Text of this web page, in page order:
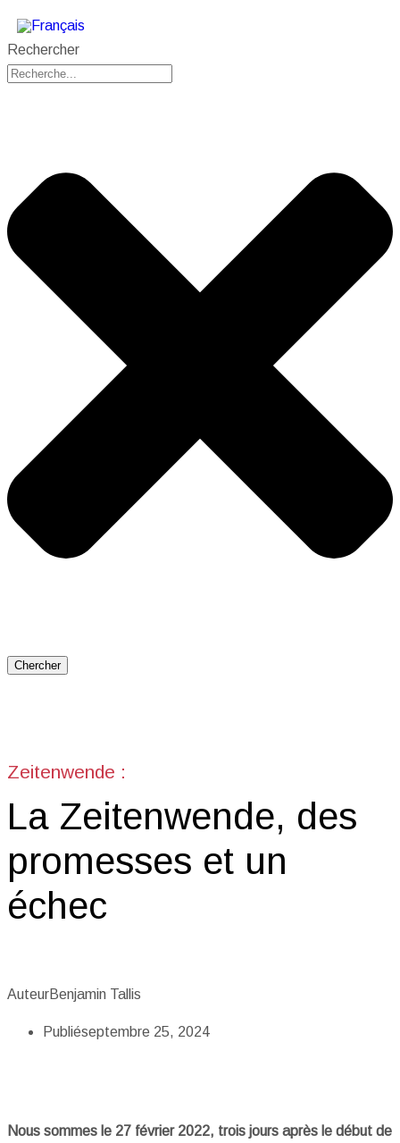
Rechercher
Chercher
Zeitenwende :
La Zeitenwende, des
promesses et un
échec
AuteurBenjamin Tallis
Publiéseptembre 25, 2024
Nous sommes le 27 février 2022, trois jours après le début de